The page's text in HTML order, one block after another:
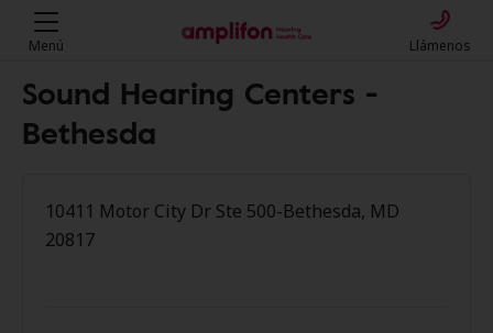
Menú Llámenos
Sound Hearing Centers -
Bethesda
10411 Motor City Dr Ste 500-Bethesda, MD
20817